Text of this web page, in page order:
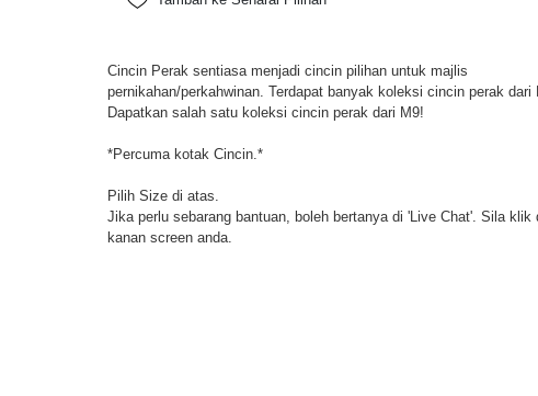
Cincin Perak sentiasa menjadi cincin pilihan untuk majlis
pernikahan/perkahwinan. Terdapat banyak koleksi cincin perak dari
Dapatkan salah satu koleksi cincin perak dari M9!
*Percuma kotak Cincin.*
Pilih Size di atas.
Jika perlu sebarang bantuan, boleh bertanya di 'Live Chat'. Sila klik
kanan screen anda.